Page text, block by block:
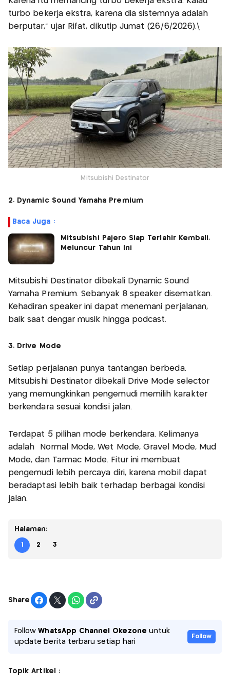
turbo bekerja ekstra, karena dia sistemnya adalah
berputar," ujar Rifat, dikutip Jumat (26/6/2026).\
Mitsubishi Destinator
2. Dynamic Sound Yamaha Premium
Baca Juga :
Mitsubishi Pajero Siap Terlahir Kembali,
Meluncur Tahun Ini
Mitsubishi Destinator dibekali Dynamic Sound
Yamaha Premium. Sebanyak 8 speaker disematkan.
Kehadiran speaker ini dapat menemani perjalanan,
baik saat dengar musik hingga podcast.
3. Drive Mode
Setiap perjalanan punya tantangan berbeda.
Mitsubishi Destinator dibekali Drive Mode selector
yang memungkinkan pengemudi memilih karakter
berkendara sesuai kondisi jalan.
Terdapat 5 pilihan mode berkendara. Kelimanya
adalah Normal Mode, Wet Mode, Gravel Mode, Mud
Mode, dan Tarmac Mode. Fitur ini membuat
pengemudi lebih percaya diri, karena mobil dapat
beradaptasi lebih baik terhadap berbagai kondisi
jalan.
Halaman:
1 2 3
Share
FollowWhatsApp Channel Okezone untuk
update berita terbaru setiap hari
Follow
Topik Artikel :